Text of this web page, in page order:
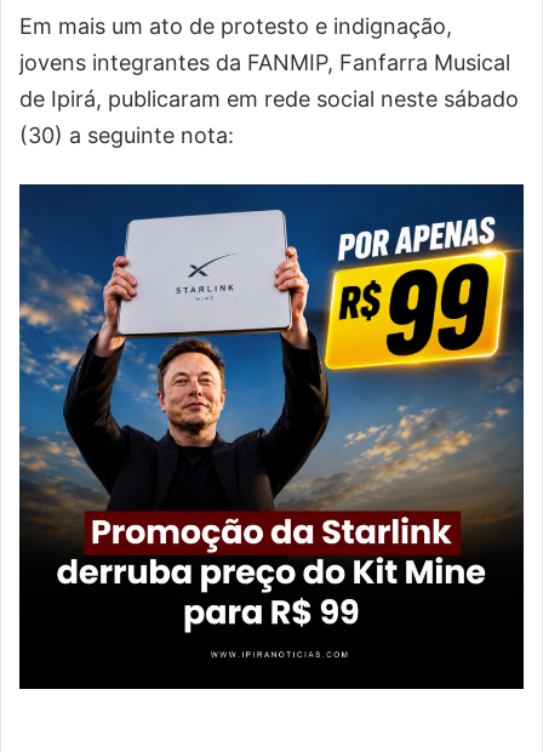
Em mais um ato de protesto e indignação,
jovens integrantes da FANMIP, Fanfarra Musical
de Ipirá, publicaram em rede social neste sábado
(30) a seguinte nota: